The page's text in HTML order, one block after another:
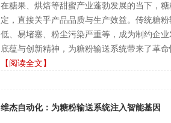
在糖果、烘焙等甜蜜产业蓬勃发展的当下，
定，直接关乎产品品质与生产效益。传统糖
低、易堵塞、粉尘污染严重等，成为制约企
底蕴与创新精神，为糖粉输送系统带来了革命
【阅读全文】
维杰自动化：为糖粉输送系统注入智能基因